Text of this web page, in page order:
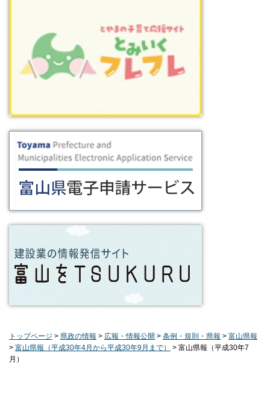
トップページ > 県政の情報 > 広報・情報公開 > 条例・規則・県報 > 富山県報
> 富山県報（平成30年4月から平成30年9月まで）
> 富山県報（平成30年7
月）